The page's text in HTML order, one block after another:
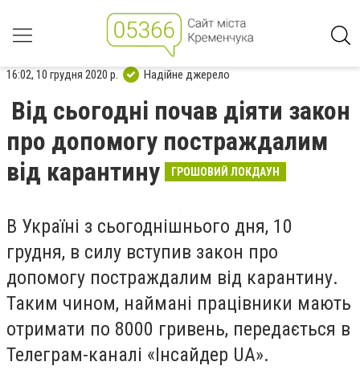
16:02, 10 грудня 2020 р. Надійне джерело
Від сьогодні почав діяти закон
про допомогу постраждалим
від карантину
ГРОШОВИЙ ЛОКДАУН
В Україні з сьогоднішнього дня, 10
грудня, в силу вступив закон про
допомогу постраждалим від карантину.
Таким чином, наймані працівники мають
отримати по 8000 гривень, передається в
Телеграм-каналі «Інсайдер UA».